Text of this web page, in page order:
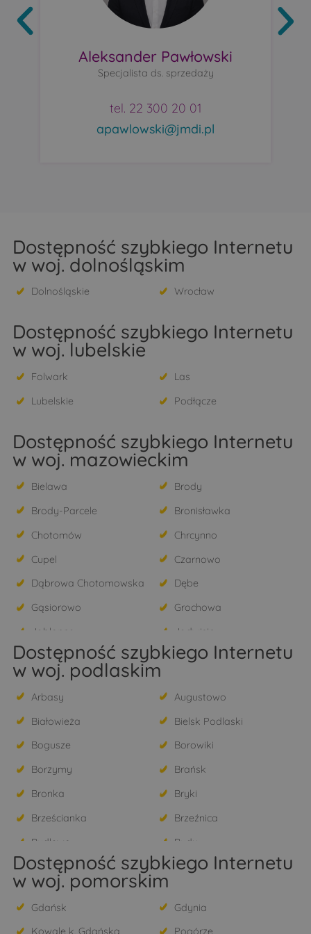
Aleksander Pawłowski
Specjalista ds. sprzedaży
tel. 22 300 20 01
apawlowski@jmdi.pl
Dostępność szybkiego Internetu
w woj. dolnośląskim
Dolnośląskie Wrocław
Dostępność szybkiego Internetu
w woj. lubelskie
Folwark
Las
Lubelskie
Podłącze
Dostępność szybkiego Internetu
w woj. mazowieckim
Bielawa
Brody
Brody-Parcele
Bronisławka
Chotomów
Chrcynno
Cupel
Czarnowo
Dąbrowa Chotomowska
Dębe
Gąsiorowo
Grochowa
Jabłonna
Jadwisin
Janówek Pierwszy
Józefosław
Julianów
Kania Nowa
Kania Polska
Kikoły
Kobyłka
Konstancin-Jeziorna
Kosewo
Krzyczki Szumne
Lorcin
Łacha
Dostępność szybkiego Internetu
w woj. podlaskim
Arbasy
Augustowo
Białowieża
Bielsk Podlaski
Bogusze
Borowiki
Borzymy
Brańsk
Bronka
Bryki
Brześcianka
Brzeźnica
Budlewo
Budy
Bujnowo
Burchaty
Chechłowo
Czarkówka Duża
Czarkówka Mała
Dostępność szybkiego Internetu
w woj. pomorskim
Gdańsk
Gdynia